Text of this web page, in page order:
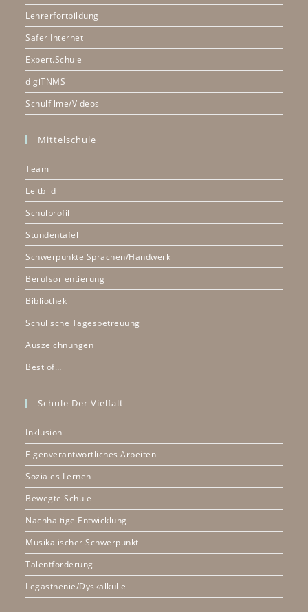
Lehrerfortbildung
Safer Internet
Expert.Schule
digiTNMS
Schulfilme/Videos
Mittelschule
Team
Leitbild
Schulprofil
Stundentafel
Schwerpunkte Sprachen/Handwerk
Berufsorientierung
Bibliothek
Schulische Tagesbetreuung
Auszeichnungen
Best of…
Schule Der Vielfalt
Inklusion
Eigenverantwortliches Arbeiten
Soziales Lernen
Bewegte Schule
Nachhaltige Entwicklung
Musikalischer Schwerpunkt
Talentförderung
Legasthenie/Dyskalkulie